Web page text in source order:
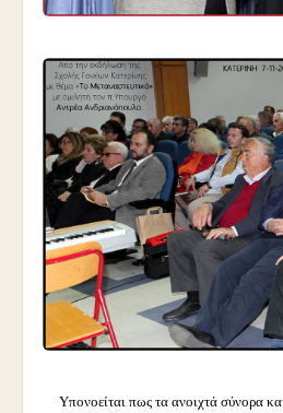
Υπονοείται πως τα ανοιχτά σύνορα